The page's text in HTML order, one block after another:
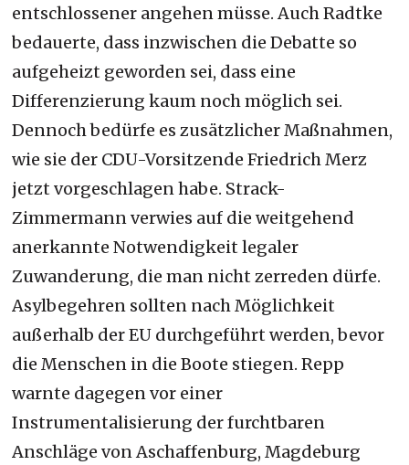
entschlossener angehen müsse. Auch Radtke
bedauerte, dass inzwischen die Debatte so
aufgeheizt geworden sei, dass eine
Differenzierung kaum noch möglich sei.
Dennoch bedürfe es zusätzlicher Maßnahmen,
wie sie der CDU-Vorsitzende Friedrich Merz
jetzt vorgeschlagen habe. Strack-
Zimmermann verwies auf die weitgehend
anerkannte Notwendigkeit legaler
Zuwanderung, die man nicht zerreden dürfe.
Asylbegehren sollten nach Möglichkeit
außerhalb der EU durchgeführt werden, bevor
die Menschen in die Boote stiegen. Repp
warnte dagegen vor einer
Instrumentalisierung der furchtbaren
Anschläge von Aschaffenburg, Magdeburg